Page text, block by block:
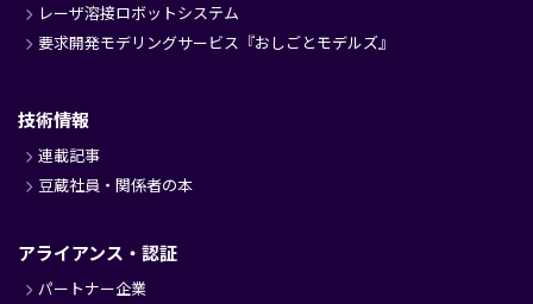
レーザ溶接ロボットシステム
要求開発モデリングサービス『おしごとモデルズ』
技術情報
連載記事
豆蔵社員・関係者の本
アライアンス・認証
パートナー企業